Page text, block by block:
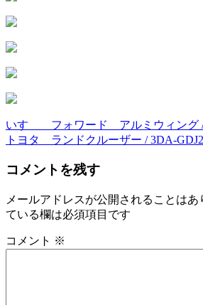
投
稿
ナ
ビ
ゲ
ー
いすゞ フォワード アルミウィング /
トヨタ ランドクルーザー / 3DA-
コメントを残す
メールアドレスが公開されることはあ
ている欄は必須項目です
コメント ※